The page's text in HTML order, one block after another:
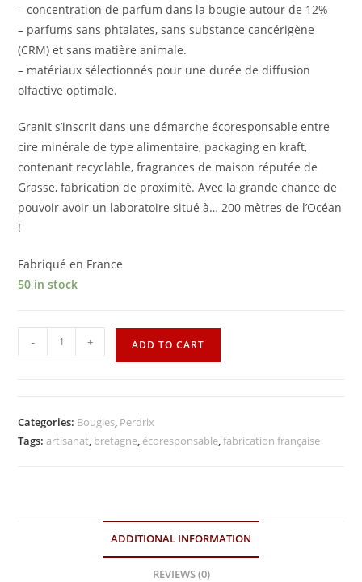
– concentration de parfum dans la bougie autour de 12%
– parfums sans phtalates, sans substance cancérigène
(CRM) et sans matière animale.
– matériaux sélectionnés pour une durée de diffusion
olfactive optimale.
Granit s’inscrit dans une démarche écoresponsable entre
cire minérale de type alimentaire, packaging en kraft,
contenant recyclable, fragrances de maison réputée de
Grasse, fabrication de proximité. Avec la grande chance de
pouvoir avoir un laboratoire situé à… 200 mètres de l’Océan
!
Fabriqué en France
50 in stock
- + ADD TO CART
Categories: Bougies Perdrix
Tags:artisanat bretagne écoresponsable ,fabrication française
ADDITIONAL INFORMATION
REVIEWS (0)